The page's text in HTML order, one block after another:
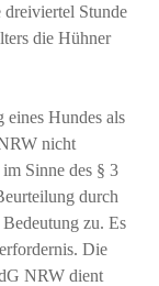
dreiviertel Stunde
die Hühner
eines Hundes als
nicht
Sinne des § 3
durch
zu. Es
Die
NRW dient